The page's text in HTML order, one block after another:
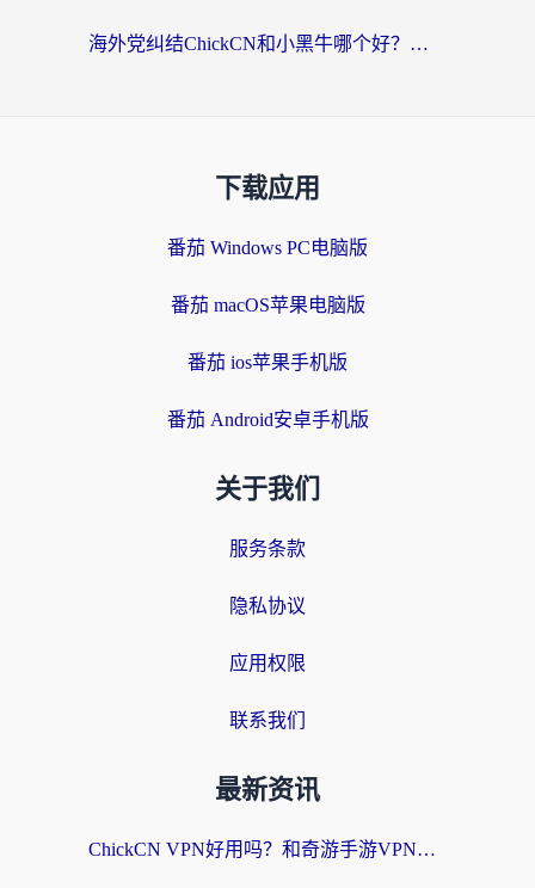
海外党纠结ChickCN和小黑牛哪个好？一篇帮你选对回国加速器的实用指南
下载应用
番茄 Windows PC电脑版
番茄 macOS苹果电脑版
番茄 ios苹果手机版
番茄 Android安卓手机版
关于我们
服务条款
隐私协议
应用权限
联系我们
最新资讯
ChickCN VPN好用吗？和奇游手游VPN对比哪个回国效果更好？海外党亲测实用指南